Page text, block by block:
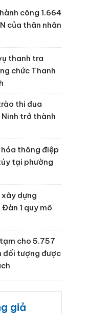
công 1.664
của thân nhân
thanh tra
chức Thanh
thi đua
trở thành
hóa thông điệp
tại phường
xây dựng
1 quy mô
cho 5.757
đối tượng được
giả